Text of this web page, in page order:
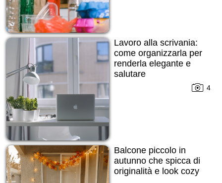
Lavoro alla scrivania:
come organizzarla per
renderla elegante e
salutare
4
Balcone piccolo in
autunno che spicca di
originalità e look cozy